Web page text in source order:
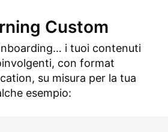
Custom
i tuoi contenuti
con format
su misura per la tua
esempio: